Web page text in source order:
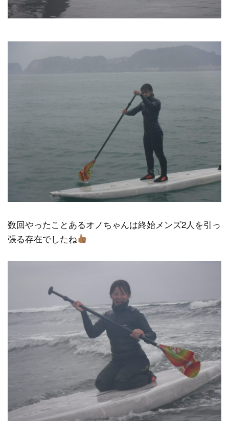
数回やったことあるオノちゃんは終始メンズ2人を引っ
張る存在でしたね